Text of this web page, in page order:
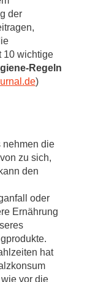
der
10 wichtige
Regeln
)
nehmen die
zu sich,
den
oder
Ernährung
hat
vor die